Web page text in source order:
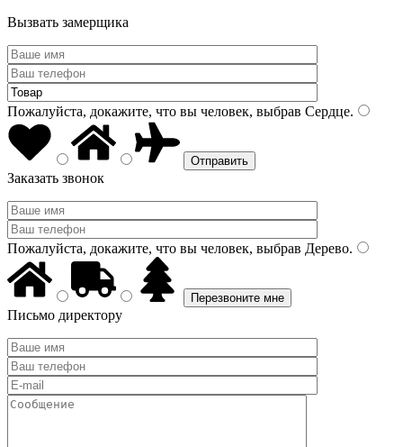
Вызвать замерщика
Пожалуйста, докажите, что вы человек, выбрав Сердце.
Заказать звонок
Пожалуйста, докажите, что вы человек, выбрав Дерево.
Письмо директору